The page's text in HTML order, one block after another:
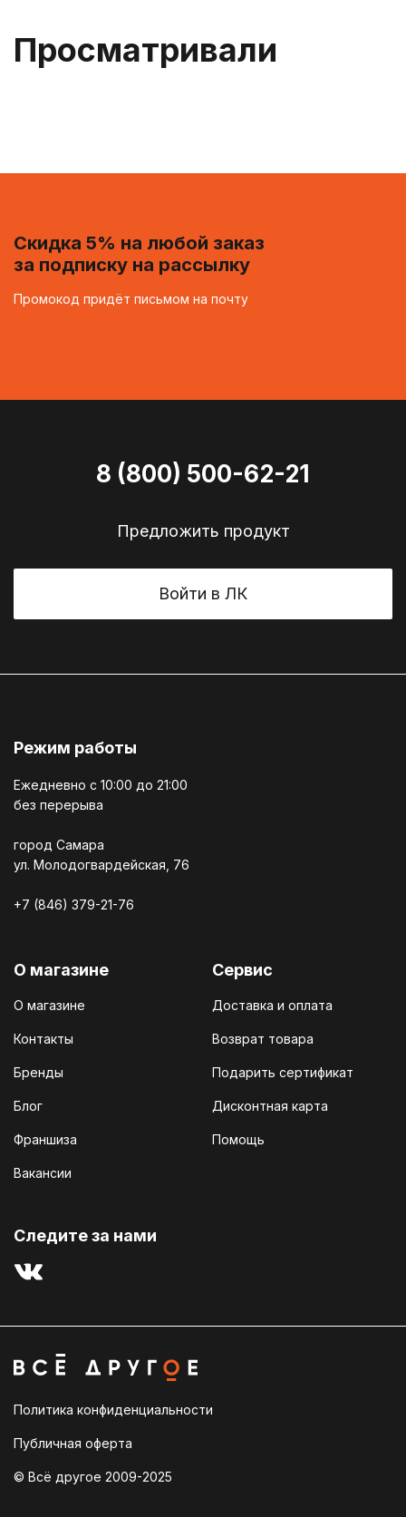
Просматривали
Скидка 5% на любой заказ
за подписку на рассылку
Промокод придёт письмом на почту
8 (800) 500-62-21
Предложить продукт
Войти в ЛК
Режим работы
Ежедневно c 10:00 до 21:00
без перерыва
город Самара
ул. Молодогвардейская, 76
+7 (846) 379-21-76
О магазине
О магазине
Контакты
Бренды
Блог
Франшиза
Вакансии
Сервис
Доставка и оплата
Возврат товара
Подарить сертификат
Дисконтная карта
Помощь
Cледите за нами
Политика конфиденциальности
Публичная оферта
© Всё другое 2009-2025